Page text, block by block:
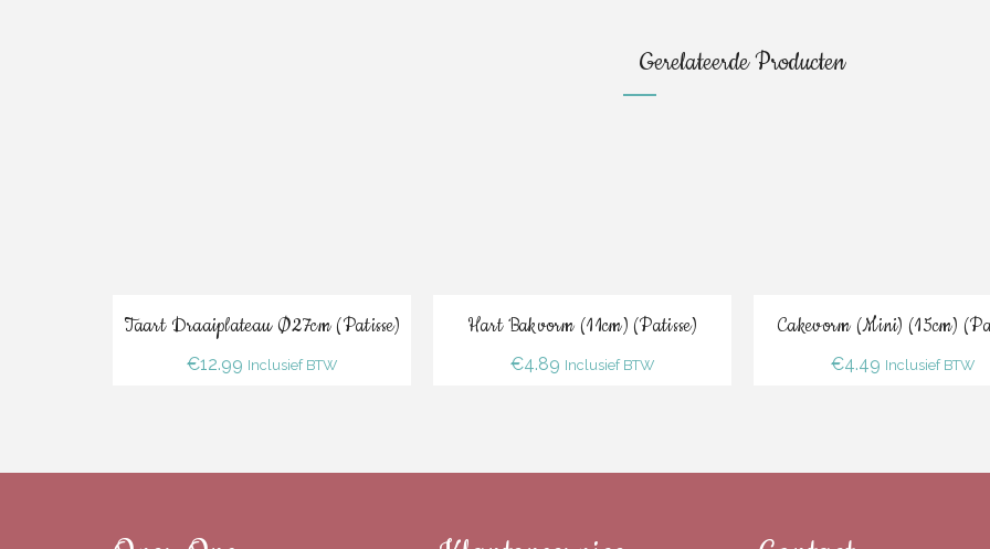
Gerelateerde Producten
Bestel
Taart Draaiplateau Ø27cm (Patisse)
€12.99 Inclusief BTW
Bestel
Hart Bakvorm (11cm) (Patisse)
€4.89 Inclusief BTW
Bestel
Cakevorm (mini) (15cm)
€4.49 Inclusief BTW